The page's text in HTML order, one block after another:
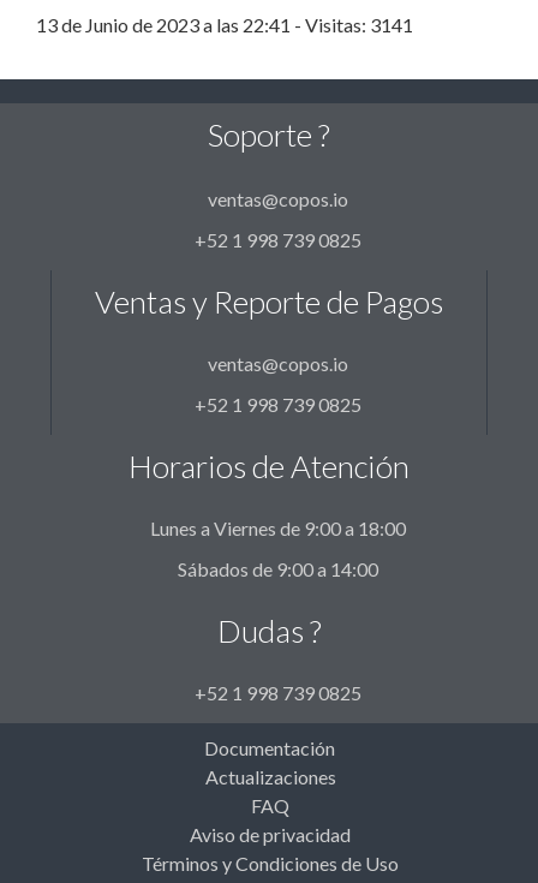
13 de Junio de 2023 a las 22:41 - Visitas: 3141
Soporte ?
ventas@copos.io
+52 1 998 739 0825
Ventas y Reporte de Pagos
ventas@copos.io
+52 1 998 739 0825
Horarios de Atención
Lunes a Viernes de 9:00 a 18:00
Sábados de 9:00 a 14:00
Dudas ?
+52 1 998 739 0825
Documentación
Actualizaciones
FAQ
Aviso de privacidad
Términos y Condiciones de Uso